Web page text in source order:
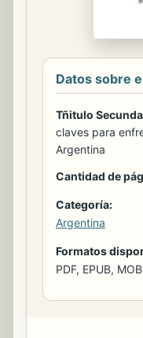
Datos sobre
Tñitulo
claves para
Argentina
Cantidad de
Categoría:
Argentina
Formatos
PDF, EPUB,